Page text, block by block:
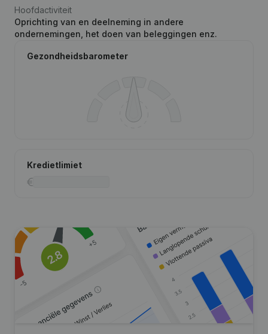
Hoofdactiviteit
Oprichting van en deelneming in andere
ondernemingen, het doen van beleggingen enz.
Gezondheidsbarometer
Kredietlimiet